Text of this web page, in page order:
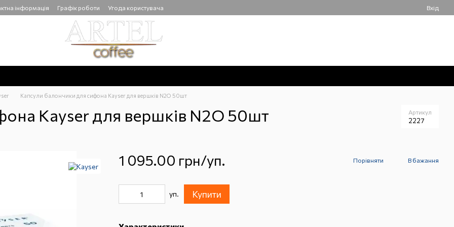
інформація Графік роботи Угода користувача Вхід
Капсули балончики для сифона Kayser для вершків N2O 50шт
Kayser для вершків N2O 50шт Артикул
2227
1 095.00 грн/уп. Порівняти В бажання
уп. Купити